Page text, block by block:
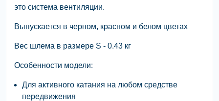
это система вентиляции.
Выпускается в черном, красном и белом цветах
Вес шлема в размере S - 0.43 кг
Особенности модели:
Для активного катания на любом средстве
передвижения